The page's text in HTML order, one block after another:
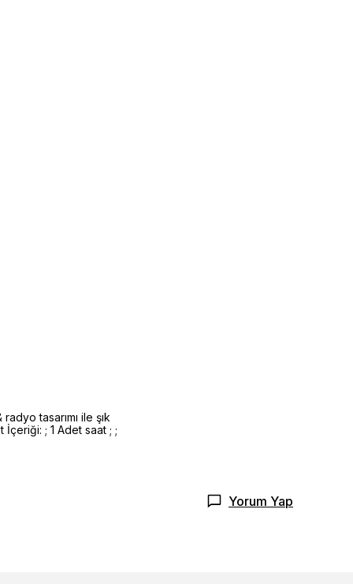
tasarımı ile şık
; 1 Adet saat ; ;
Yorum Yap